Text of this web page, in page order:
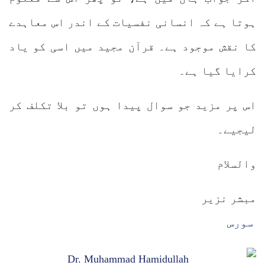
ہوتا ہے کہ انسانی نفسیات کے اندر اس معاہدے
کا نقش موجود ہے۔ قرآن مجید میں اسی کو یاد
کرایا گیا ہے۔
اس پر مزید جو سوال پیدا ہوں تو بلا تکلف کر
لیجیے۔
والسلام
مبشر نزیر
سورس